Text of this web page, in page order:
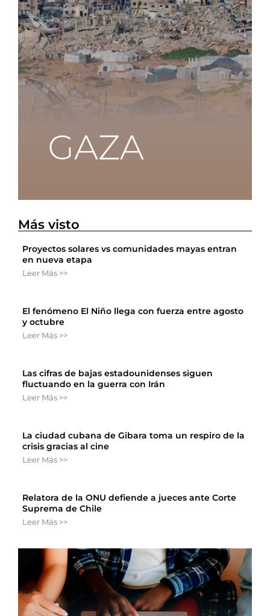
Más visto
Proyectos solares vs comunidades mayas entran
en nueva etapa
Leer Más >>
El fenómeno El Niño llega con fuerza entre agosto
y octubre
Leer Más >>
Las cifras de bajas estadounidenses siguen
fluctuando en la guerra con Irán
Leer Más >>
La ciudad cubana de Gibara toma un respiro de la
crisis gracias al cine
Leer Más >>
Relatora de la ONU defiende a jueces ante Corte
Suprema de Chile
Leer Más >>